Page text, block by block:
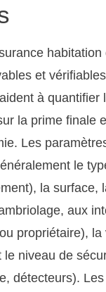
et
à quantifier
la prime finale
Les
le
la surface,
aux
propriétaire), la
le niveau de
détecteurs).